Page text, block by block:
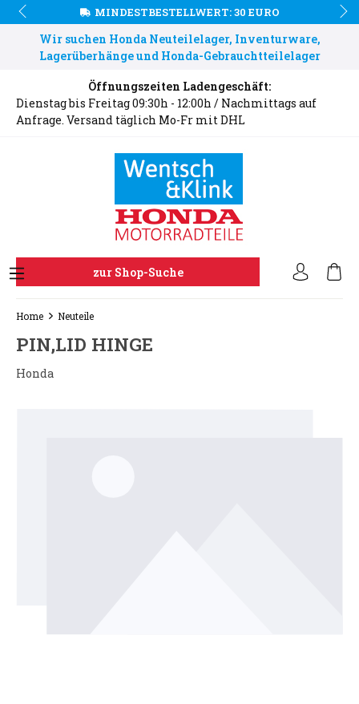
MINDESTBESTELLWERT: 30 EURO
Wir suchen Honda Neuteilelager, Inventurware,
Lagerüberhänge und Honda-Gebrauchtteilelager
Öffnungszeiten Ladengeschäft:
Dienstag bis Freitag 09:30h - 12:00h / Nachmittags auf
Anfrage. Versand täglich Mo-Fr mit DHL
zur Shop-Suche
Home Neuteile
PIN,LID HINGE
Honda